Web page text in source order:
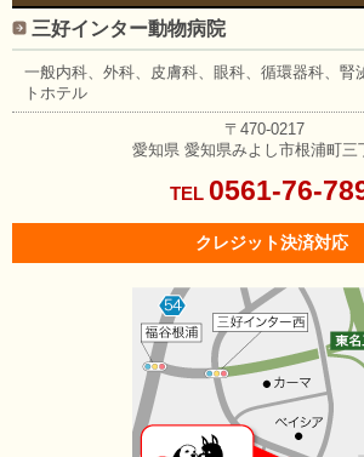
三好インター動物病院
一般内科、外科、皮膚科、眼科、 循環器科、腎
トホテル
〒470-0217
愛知県 愛知県みよし市根浦町三
TEL 0561-76-
クレジット決済対応